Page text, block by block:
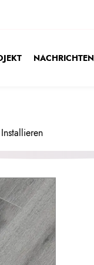
NACHRICHTEN